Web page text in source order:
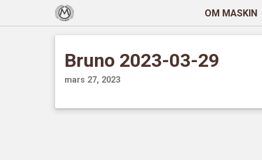
OM MASKIN
Bruno 2023-03-29
mars 27, 2023